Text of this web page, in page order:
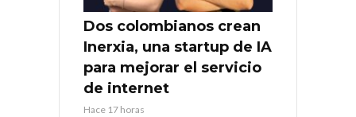
Dos colombianos crean
Inerxia, una startup de IA
para mejorar el servicio
de internet
Hace 17 horas